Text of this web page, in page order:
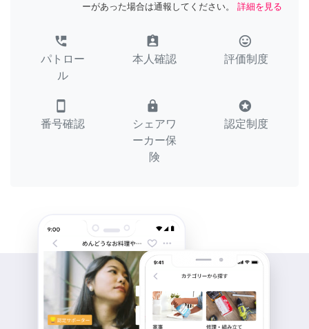
ーがあった場合は通報してください。
詳細を見る
perm_phone_msg
パトロー
ル
assignment_ind
本人確認
tag_faces
評価制度
smartphone
番号確認
lock
シェアワ
ーカー保
険
stars
認定制度